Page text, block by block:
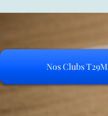
Nos Clubs T29M